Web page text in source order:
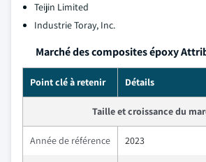
Teijin Limited
Industrie Toray, Inc.
Marché des composites époxy
Point clé à retenir Détails
Taille et croissance du
Année de référence 2023